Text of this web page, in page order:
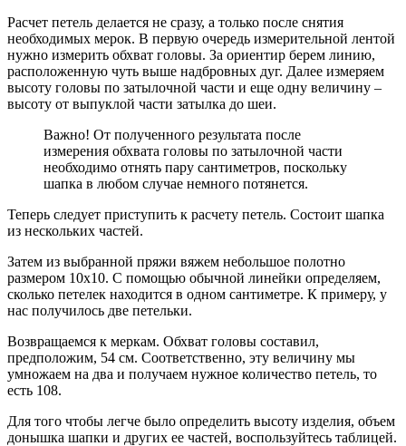
Расчет петель делается не сразу, а только после снятия
необходимых мерок. В первую очередь измерительной лентой
нужно измерить обхват головы. За ориентир берем линию,
расположенную чуть выше надбровных дуг. Далее измеряем
высоту головы по затылочной части и еще одну величину –
высоту от выпуклой части затылка до шеи.
Важно! От полученного результата после
измерения обхвата головы по затылочной части
необходимо отнять пару сантиметров, поскольку
шапка в любом случае немного потянется.
Теперь следует приступить к расчету петель. Состоит шапка
из нескольких частей.
Затем из выбранной пряжи вяжем небольшое полотно
размером 10х10. С помощью обычной линейки определяем,
сколько петелек находится в одном сантиметре. К примеру, у
нас получилось две петельки.
Возвращаемся к меркам. Обхват головы составил,
предположим, 54 см. Соответственно, эту величину мы
умножаем на два и получаем нужное количество петель, то
есть 108.
Для того чтобы легче было определить высоту изделия, объем
донышка шапки и других ее частей, воспользуйтесь таблицей.